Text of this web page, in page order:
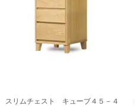
スリムチェスト キューブ４５－４